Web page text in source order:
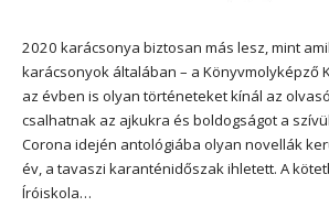
2020 karácsonya biztosan más lesz, mint
karácsonyok általában – a Könyvmolyképző
az évben is olyan történeteket kínál az
csalhatnak az ajkukra és boldogságot a
Corona idején antológiába olyan novellák
év, a tavaszi karanténidőszak ihletett. A
Íróiskola…